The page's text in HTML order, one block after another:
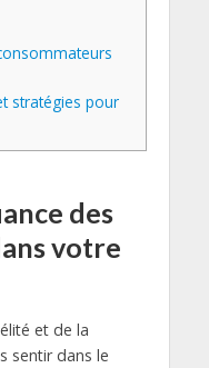
stratégies pour
des
votre
et de la
sentir dans le